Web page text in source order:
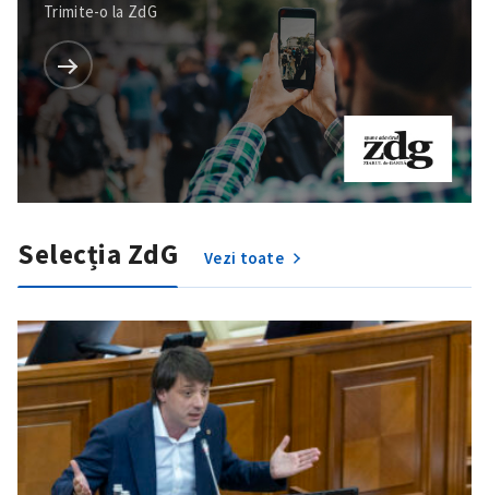
Trimite o informație
in English
на русском
Trimite-o la ZdG
Selecția ZdG Vezi toate